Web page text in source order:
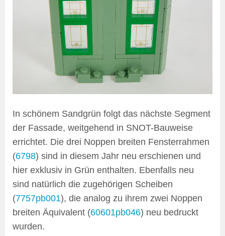
In schönem Sandgrün folgt das nächste Segment
der Fassade, weitgehend in SNOT-Bauweise
errichtet. Die drei Noppen breiten Fensterrahmen
(6798) sind in diesem Jahr neu erschienen und
hier exklusiv in Grün enthalten. Ebenfalls neu
sind natürlich die zugehörigen Scheiben
(7757pb001), die analog zu ihrem zwei Noppen
breiten Äquivalent (60601pb046) neu bedruckt
wurden.